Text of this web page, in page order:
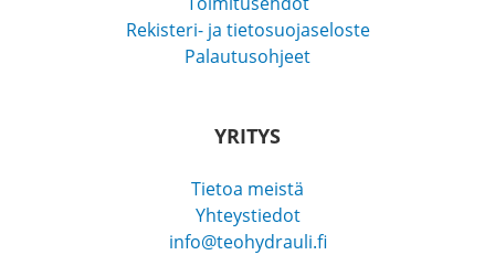
Rekisteri- ja tietosuojaseloste
Palautusohjeet
YRITYS
Tietoa meistä
Yhteystiedot
info@teohydrauli.fi